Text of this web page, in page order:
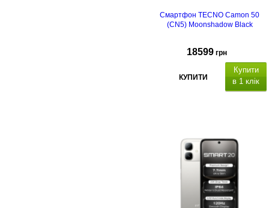
Смартфон TECNO Camon 50
(CN5) Moonshadow Black
18599 грн
КУПИТИ
Купити
в 1 клік